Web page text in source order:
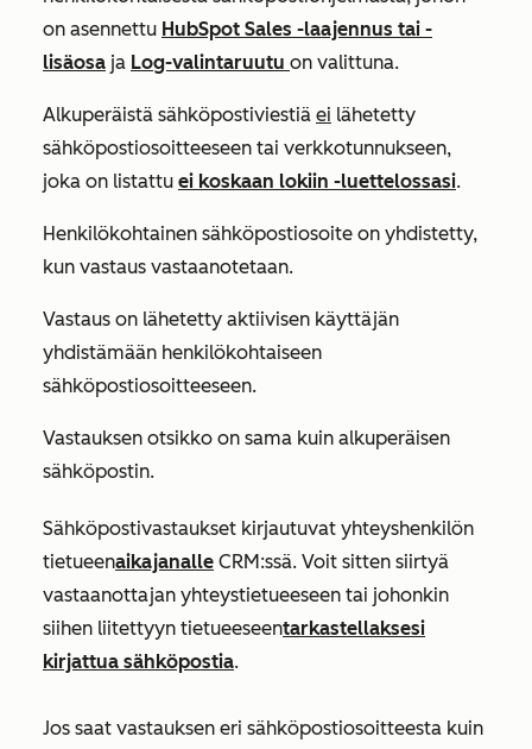
on asennettu HubSpot Sales -laajennus tai -
lisäosa ja Log-valintaruutu on valittuna.
Alkuperäistä sähköpostiviestiä ei lähetetty
sähköpostiosoitteeseen tai verkkotunnukseen,
joka on listattu ei koskaan lokiin -luettelossasi.
Henkilökohtainen sähköpostiosoite on yhdistetty,
kun vastaus vastaanotetaan.
Vastaus on lähetetty aktiivisen käyttäjän
yhdistämään henkilökohtaiseen
sähköpostiosoitteeseen.
Vastauksen otsikko on sama kuin alkuperäisen
sähköpostin.
Sähköpostivastaukset kirjautuvat yhteyshenkilön
tietueenaikajanalle CRM:ssä. Voit sitten siirtyä
vastaanottajan yhteystietueeseen tai johonkin
siihen liitettyyn tietueeseentarkastellaksesi
kirjattua sähköpostia.
Jos saat vastauksen eri sähköpostiosoitteesta kuin